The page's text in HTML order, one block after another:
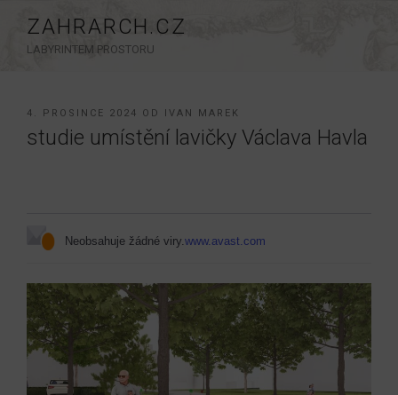
obsahu
ZAHRARCH.CZ
LABYRINTEM PROSTORU
PUBLIKOVÁNO
4. PROSINCE 2024 OD IVAN MAREK
studie umístění lavičky Václava Havla
Neobsahuje žádné viry.www.avast.com